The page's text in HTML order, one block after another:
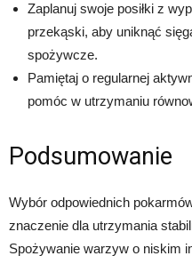
Zaplanuj swoje posiłki z
przekąski, aby uniknąć
spożywcze.
Pamiętaj o regularnej
pomóc w utrzymaniu
Podsumowanie
Wybór odpowiednich
znaczenie dla utrzymania
Spożywanie warzyw o niskim